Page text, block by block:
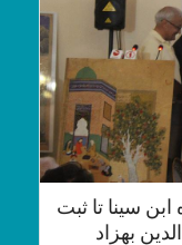
سینا تا ثبت
بهزاد